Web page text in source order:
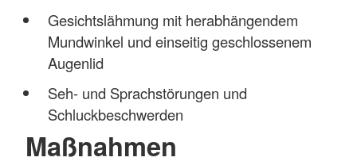
Gesichtslähmung mit herabhängendem
Mundwinkel und einseitig geschlossenem
Augenlid
Seh- und Sprachstörungen und
Schluckbeschwerden
Maßnahmen